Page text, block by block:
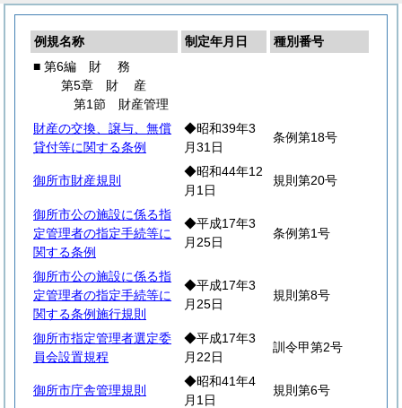
例規名称 制定年月日
種別番号
■ 第6編 財 務
第5章 財 産
第1節 財産管理
財産の交換、譲与、無償
貸付等に関する条例
◆昭和39年3
月31日
条例第18号
御所市財産規則
◆昭和44年12
月1日
規則第20号
御所市公の施設に係る指
定管理者の指定手続等に
関する条例
◆平成17年3
月25日
条例第1号
御所市公の施設に係る指
定管理者の指定手続等に
関する条例施行規則
◆平成17年3
月25日
規則第8号
御所市指定管理者選定委
員会設置規程
◆平成17年3
月22日
訓令甲第2号
御所市庁舎管理規則
◆昭和41年4
月1日
規則第6号